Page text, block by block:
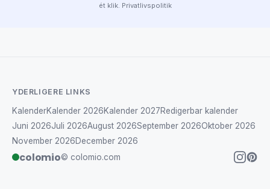
ét klik. Privatlivspolitik
YDERLIGERE LINKS
KalenderKalender 2026Kalender 2027Redigerbar kalender
Juni 2026Juli 2026August 2026September 2026Oktober 2026
November 2026December 2026
colomio© colomio.com